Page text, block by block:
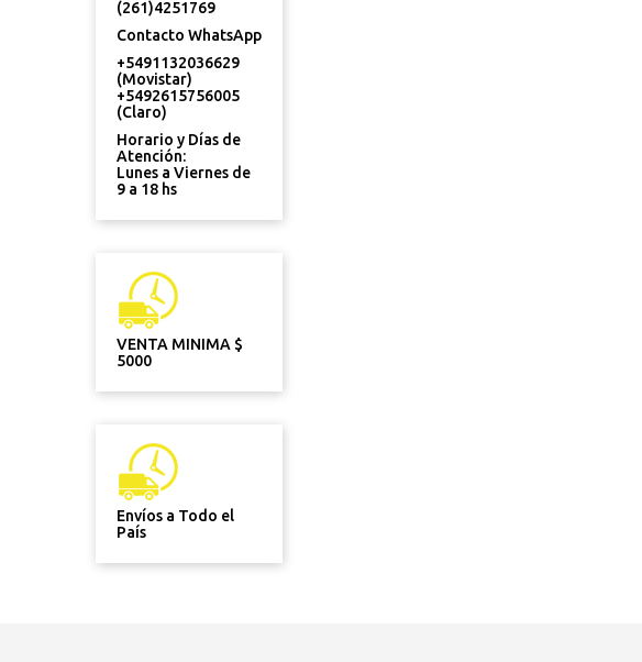
(261)4251769
Contacto WhatsApp
+5491132036629
(Movistar)
+5492615756005
(Claro)
Horario y Días de
Atención:
Lunes a Viernes de
9 a 18 hs
VENTA MINIMA $
5000
Envíos a Todo el
País